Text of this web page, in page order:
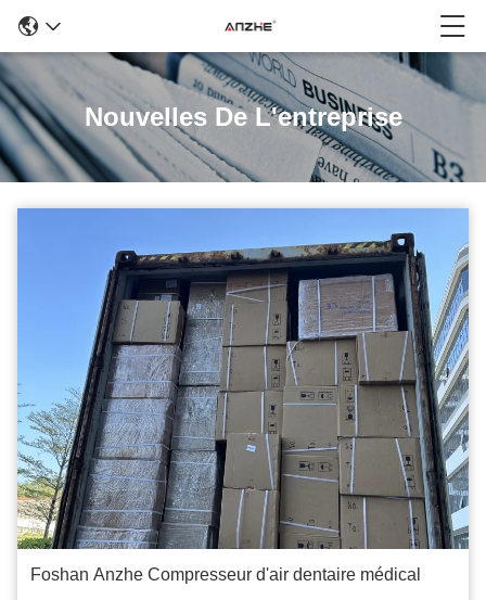
Nouvelles De L'entreprise
Foshan Anzhe Compresseur d'air dentaire médical